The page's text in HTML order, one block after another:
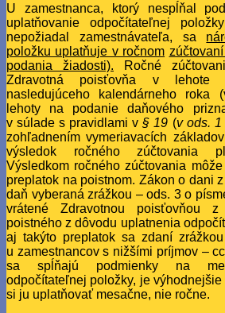
U zamestnanca, ktorý nespĺňal
uplatňovanie odpočítateľnej
nepožiadal zamestnávateľa, sa
položku uplatňuje v ročnom
podania žiadosti). Ročné
Zdravotná poisťovňa v lehote
nasledujúceho kalendárneho roka
lehoty na podanie daňového
v súlade s pravidlami v§ 19 (v ods. 1
zohľadnením vymeriavacích
výsledok ročného zúčtovania
Výsledkom ročného zúčtovania
preplatok na poistnom. Zákon o dani
daň vyberaná zrážkou – ods. 3 o
vrátené Zdravotnou poisťovňou z
poistného z dôvodu uplatnenia
aj takýto preplatok sa zdaní
u zamestnancov s nižšími príjmov –
sa spĺňajú podmienky na
odpočítateľnej položky, je
si ju uplatňovať mesačne, nie ročne.